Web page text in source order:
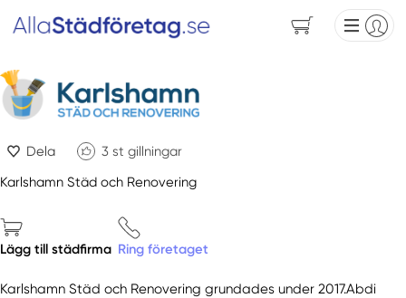
Dela 3 st gillningar
Karlshamn Städ och Renovering
Lägg till städfirma Ring företaget
Karlshamn Städ och Renovering grundades under 2017.Abdi